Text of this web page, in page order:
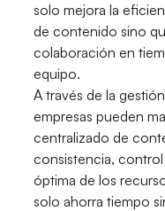
solo mejora la
de contenido sino
colaboración en
equipo.
A través de la
empresas pueden
centralizado de
consistencia,
óptima de los
solo ahorra tiempo